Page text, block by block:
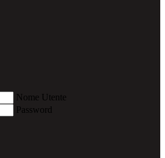
Nome Utente
Password